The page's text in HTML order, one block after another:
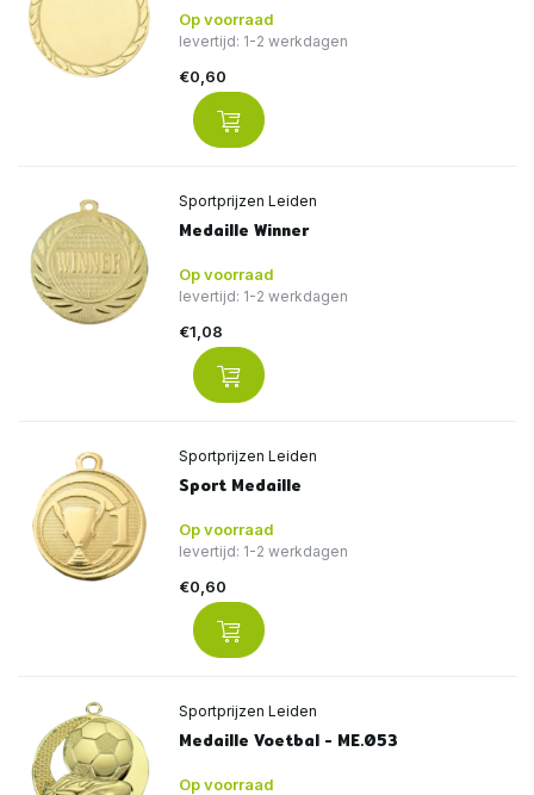
Op voorraad
levertijd: 1-2 werkdagen
€0,60
Sportprijzen Leiden
Medaille Winner
Op voorraad
levertijd: 1-2 werkdagen
€1,08
Sportprijzen Leiden
Sport Medaille
Op voorraad
levertijd: 1-2 werkdagen
€0,60
Sportprijzen Leiden
Medaille Voetbal - ME.053
Op voorraad